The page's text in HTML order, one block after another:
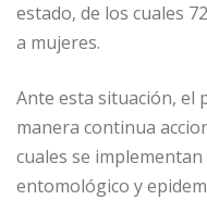
estado, de los cuales
a mujeres.
Ante esta situación, el
manera continua
cuales se
entomológico y